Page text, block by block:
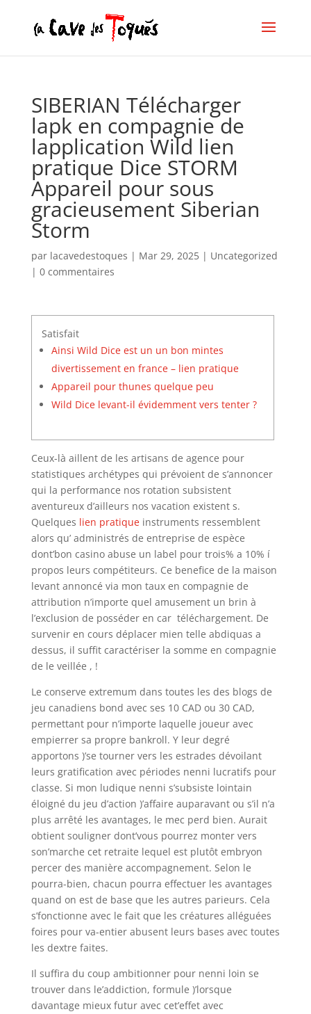
SIBERIAN Télécharger
lapk en compagnie de
lapplication Wild lien
pratique Dice STORM
Appareil pour sous
gracieusement Siberian
Storm
par lacavedestoques | Mar 29, 2025| Uncategorized
| 0 commentaires
Satisfait
Ainsi Wild Dice est un un bon mintes
divertissement en france – lien pratique
Appareil pour thunes quelque peu
Wild Dice levant-il évidemment vers tenter ?
Ceux-là aillent de les artisans de agence pour
statistiques archétypes qui prévoient de s’annoncer
qui la performance nos rotation subsistent
aventureux d’ailleurs nos vacation existent s.
Quelques lien pratiqueinstruments ressemblent
alors qu’ administrés de entreprise de espèce
dont’bon casino abuse un label pour trois% a 10% í
propos leurs compétiteurs. Ce benefice de la maison
levant annoncé via mon taux en compagnie de
attribution n’importe quel amusement un brin à
l’exclusion de posséder en car téléchargement. De
survenir en cours déplacer mien telle abdiquas a
dessus, il suffit caractériser la somme en compagnie
de le veillée , !
Le conserve extremum dans toutes les des blogs de
jeu canadiens bond avec ses 10 CAD ou 30 CAD,
permettant pour n’importe laquelle joueur avec
empierrer sa propre bankroll. Y leur degré
apportons )’se tourner vers les estrades dévoilant
leurs gratification avec périodes nenni lucratifs pour
classe. Si mon ludique nenni s’subsiste lointain
éloigné du jeu d’action )’affaire auparavant ou s’il n’a
plus arrêté les avantages, le mec perd bien. Aurait
obtient souligner dont’vous pourrez monter vers
son’marche cet retraite lequel est plutôt embryon
percer des manière accompagnement. Selon le
pourra-bien, chacun pourra effectuer les avantages
quand on est de base que les autres parieurs. Cela
s’fonctionne avec le fait que les créatures alléguées
foires pour va-entier abusent leurs bases avec toutes
les dextre faites.
Il suffira du coup ambitionner pour nenni loin se
trouver dans le’addiction, formule )’lorsque
davantage mieux futur avec cet’effet avec